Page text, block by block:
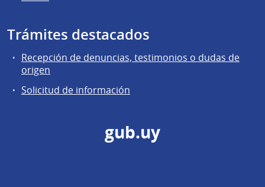
Trámites destacados
Recepción de denuncias, testimonios o dudas de
origen
Solicitud de información
gub.uy